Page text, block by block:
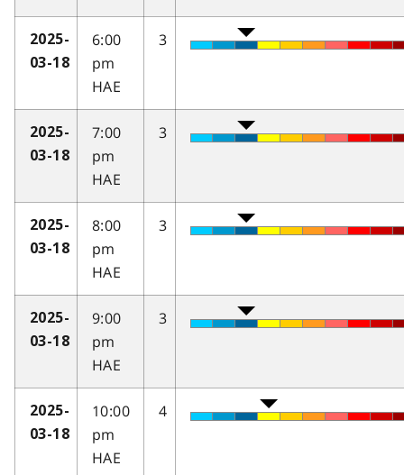
2025-
03-18
6:00
pm
HAE
3
2025-
03-18
7:00
pm
HAE
3
2025-
03-18
8:00
pm
HAE
3
2025-
03-18
9:00
pm
HAE
3
2025-
03-18
10:00
pm
HAE
4